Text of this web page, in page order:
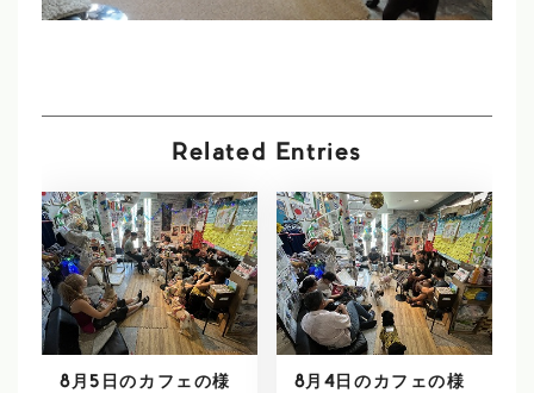
Related Entries
8月5日のカフェの様
8月4日のカフェの様